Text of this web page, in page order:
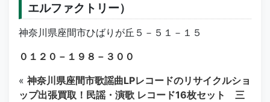
エルファクトリー）
神奈川県座間市ひばりが丘５－５１－１５
０１２０－１９８－３００
« 神奈川県座間市歌謡曲LPレコードのリサイクルショ
ップ出張買取！民謡・演歌 レコード16枚セット 三